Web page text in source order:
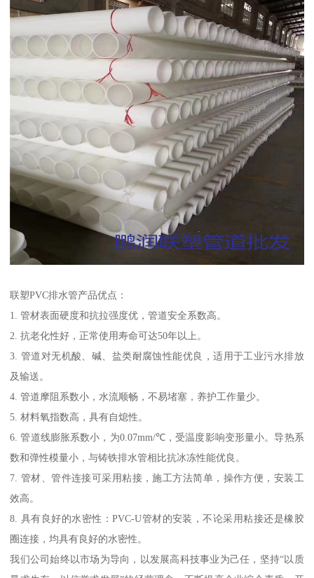
联塑PVC排水管产品优点：
1. 管材表面硬度和抗拉强度优，管道安全系数高。
2. 抗老化性好，正常使用寿命可达50年以上。
3. 管道对无机酸、碱、盐类耐腐蚀性能优良，适用于工业污水排放
及输送。
4. 管道摩阻系数小，水流顺畅，不易堵塞，养护工作量少。
5. 材料氧指数高，具有自熄性。
6. 管道线膨胀系数小，为0.07mm/℃，受温度影响变形量小。导热系
数和弹性模量小，与铸铁排水管相比抗冰冻性能优良。
7. 管材、管件连接可采用粘接，施工方法简单，操作方便，安装工
效高。
8. 具有良好的水密性：PVC-U管材的安装，不论采用粘接还是橡胶
圈连接，均具有良好的水密性。
我们公司始终以市场为导向，以发展高科技事业为己任，坚持“以质